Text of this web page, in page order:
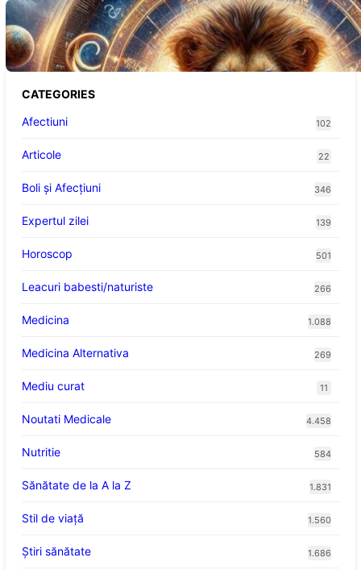
Portalul Leului 8/8: Oportunități de
Abundență pentru Cinci Zodii în 2026
CATEGORIES
Afectiuni
102
Articole 22
Boli și Afecțiuni 346
Expertul zilei 139
Horoscop 501
Leacuri babesti/naturiste 266
Medicina 1.088
Medicina Alternativa 269
Mediu curat 11
Noutati Medicale 4.458
Nutritie 584
Sănătate de la A la Z 1.831
Stil de viaţă 1.560
Ştiri sănătate 1.686